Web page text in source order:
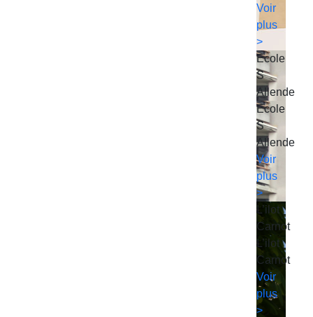
Voir
plus
>
Ecole
S
Allende
Ecole
S
Allende
Voir
plus
>
L’ilot
Carnot
L’ilot
Carnot
Voir
plus
>